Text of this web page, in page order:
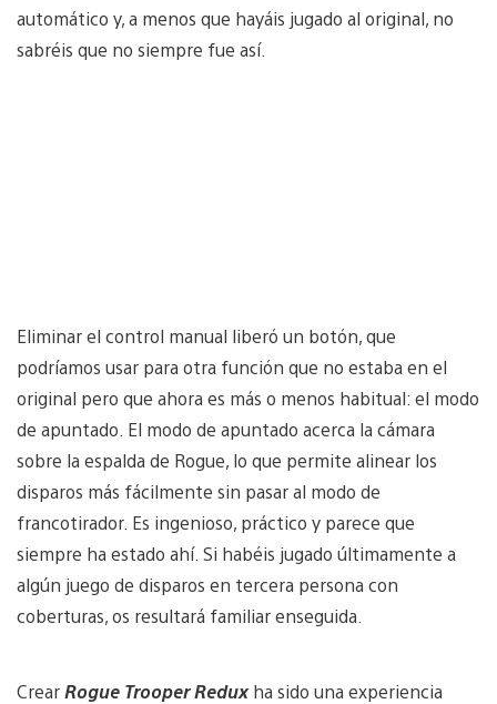
automático y, a menos que hayáis jugado al original, no
sabréis que no siempre fue así.
Eliminar el control manual liberó un botón, que
podríamos usar para otra función que no estaba en el
original pero que ahora es más o menos habitual: el modo
de apuntado. El modo de apuntado acerca la cámara
sobre la espalda de Rogue, lo que permite alinear los
disparos más fácilmente sin pasar al modo de
francotirador. Es ingenioso, práctico y parece que
siempre ha estado ahí. Si habéis jugado últimamente a
algún juego de disparos en tercera persona con
coberturas, os resultará familiar enseguida.
CrearRogue Trooper Reduxha sido una experiencia